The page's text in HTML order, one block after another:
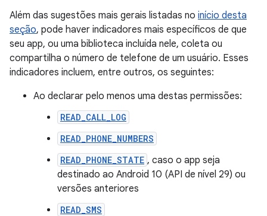
Além das sugestões mais gerais listadas no início desta
seção, pode haver indicadores mais específicos de que
seu app, ou uma biblioteca incluída nele, coleta ou
compartilha o número de telefone de um usuário. Esses
indicadores incluem, entre outros, os seguintes:
Ao declarar pelo menos uma destas permissões:
READ_CALL_LOG
READ_PHONE_NUMBERS
READ_PHONE_STATE , caso o app seja
destinado ao Android 10 (API de nível 29) ou
versões anteriores
READ_SMS